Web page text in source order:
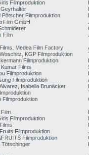
Filmproduktion
Pötscher Filmproduktion
GmbH
Film
Medea Film Factory
KGP Filmproduktion
Filmproduktion
Films
Filmproduktion
Filmproduktion
Isabella Brunäcker
Filmproduktion
Film
Filmproduktion
Filmproduktion
Filmproduktion
Tötschinger